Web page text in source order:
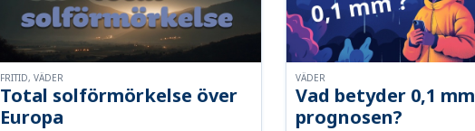
Total solförmörkelse över
Europa
FRITID, VÄDER
Vad betyder 0,1
prognosen?
VÄDER